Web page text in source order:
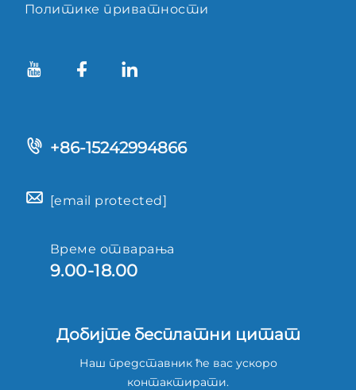
Политике приватности
+86-15242994866
[email protected]
Време отварања
9.00-18.00
Добијте бесплатни цитат
Наш представник ће вас ускоро
контактирати.